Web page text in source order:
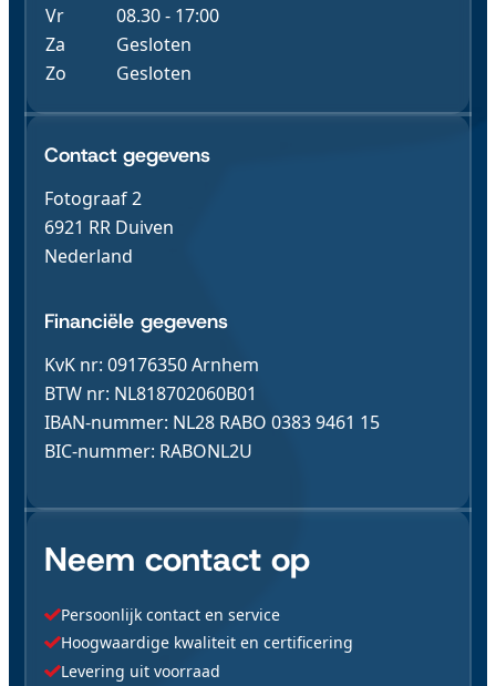
Vr
08.30 - 17:00
Za
Gesloten
Zo
Gesloten
Contact & Gegevens
Contact gegevens
Fotograaf 2
6921 RR Duiven
Nederland
Financiële gegevens
KvK nr: 09176350 Arnhem
BTW nr: NL818702060B01
IBAN-nummer: NL28 RABO 0383 9461 15
BIC-nummer: RABONL2U
Neem contact op
Persoonlijk contact en service
Hoogwaardige kwaliteit en certificering
Levering uit voorraad